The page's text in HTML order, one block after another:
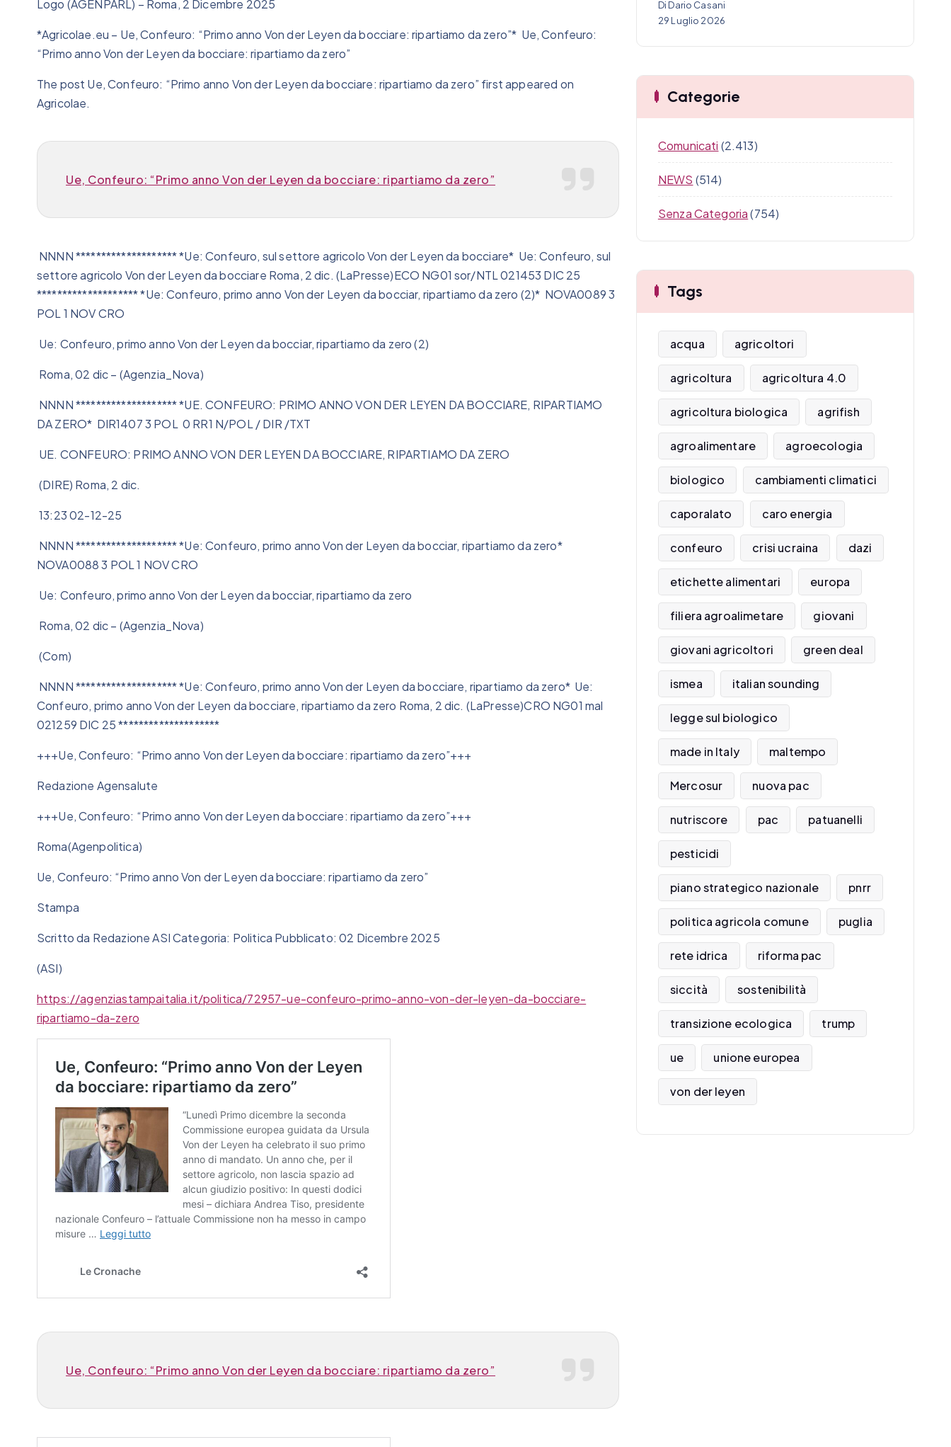
Logo (AGENPARL) – Roma, 2 Dicembre 2025
*Agricolae.eu – Ue, Confeuro: “Primo anno Von der Leyen da bocciare: ripartiamo da zero”* Ue, Confeuro:
“Primo anno Von der Leyen da bocciare: ripartiamo da zero”
The post Ue, Confeuro: “Primo anno Von der Leyen da bocciare: ripartiamo da zero” first appeared on
Agricolae.
Ue, Confeuro: “Primo anno Von der Leyen da bocciare: ripartiamo da zero”
NNNN ******************** *Ue: Confeuro, sul settore agricolo Von der Leyen da bocciare* Ue: Confeuro, sul
settore agricolo Von der Leyen da bocciare Roma, 2 dic. (LaPresse)ECO NG01 sor/NTL 021453 DIC 25
******************** *Ue: Confeuro, primo anno Von der Leyen da bocciar, ripartiamo da zero (2)* NOVA0089 3
POL 1 NOV CRO
Ue: Confeuro, primo anno Von der Leyen da bocciar, ripartiamo da zero (2)
Roma, 02 dic – (Agenzia_Nova)
NNNN ******************** *UE. CONFEURO: PRIMO ANNO VON DER LEYEN DA BOCCIARE, RIPARTIAMO
DA ZERO* DIR1407 3 POL 0 RR1 N/POL / DIR /TXT
UE. CONFEURO: PRIMO ANNO VON DER LEYEN DA BOCCIARE, RIPARTIAMO DA ZERO
(DIRE) Roma, 2 dic.
13:23 02-12-25
NNNN ******************** *Ue: Confeuro, primo anno Von der Leyen da bocciar, ripartiamo da zero*
NOVA0088 3 POL 1 NOV CRO
Ue: Confeuro, primo anno Von der Leyen da bocciar, ripartiamo da zero
Roma, 02 dic – (Agenzia_Nova)
(Com)
NNNN ******************** *Ue: Confeuro, primo anno Von der Leyen da bocciare, ripartiamo da zero* Ue:
Confeuro, primo anno Von der Leyen da bocciare, ripartiamo da zero Roma, 2 dic. (LaPresse)CRO NG01 mal
021259 DIC 25 ********************
+++Ue, Confeuro: “Primo anno Von der Leyen da bocciare: ripartiamo da zero”+++
Redazione Agensalute
+++Ue, Confeuro: “Primo anno Von der Leyen da bocciare: ripartiamo da zero”+++
Roma(Agenpolitica)
Ue, Confeuro: “Primo anno Von der Leyen da bocciare: ripartiamo da zero”
Stampa
Scritto da Redazione ASI Categoria: Politica Pubblicato: 02 Dicembre 2025
(ASI)
https://agenziastampaitalia.it/politica/72957-ue-confeuro-primo-anno-von-der-leyen-da-bocciare-
ripartiamo-da-zero
Ue, Confeuro: “Primo anno Von der Leyen da bocciare: ripartiamo da zero”
Di Dario Casani
29 Luglio 2026
Categorie
Comunicati (2.413)
NEWS (514)
Senza Categoria(754)
Tags
acqua agricoltori
agricoltura agricoltura 4.0
agricoltura biologica agrifish
agroalimentare agroecologia
biologico cambiamenti climatici
caporalato caro energia
confeuro crisi ucraina dazi
etichette alimentari europa
filiera agroalimetare giovani
giovani agricoltori green deal
ismea italian sounding
legge sul biologico
made in Italy maltempo
Mercosur nuova pac
nutriscore pac patuanelli
pesticidi
piano strategico nazionale pnrr
politica agricola comune puglia
rete idrica riforma pac
siccità sostenibilità
transizione ecologica trump
ue unione europea
von der leyen